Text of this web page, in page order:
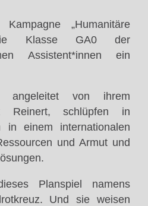
„Humanitäre
Klasse GA0 der
Assistent*innen ein
angeleitet von ihrem
Reinert, schlüpfen in
in einem internationalen
und Armut und
Planspiel namens
Und sie weisen